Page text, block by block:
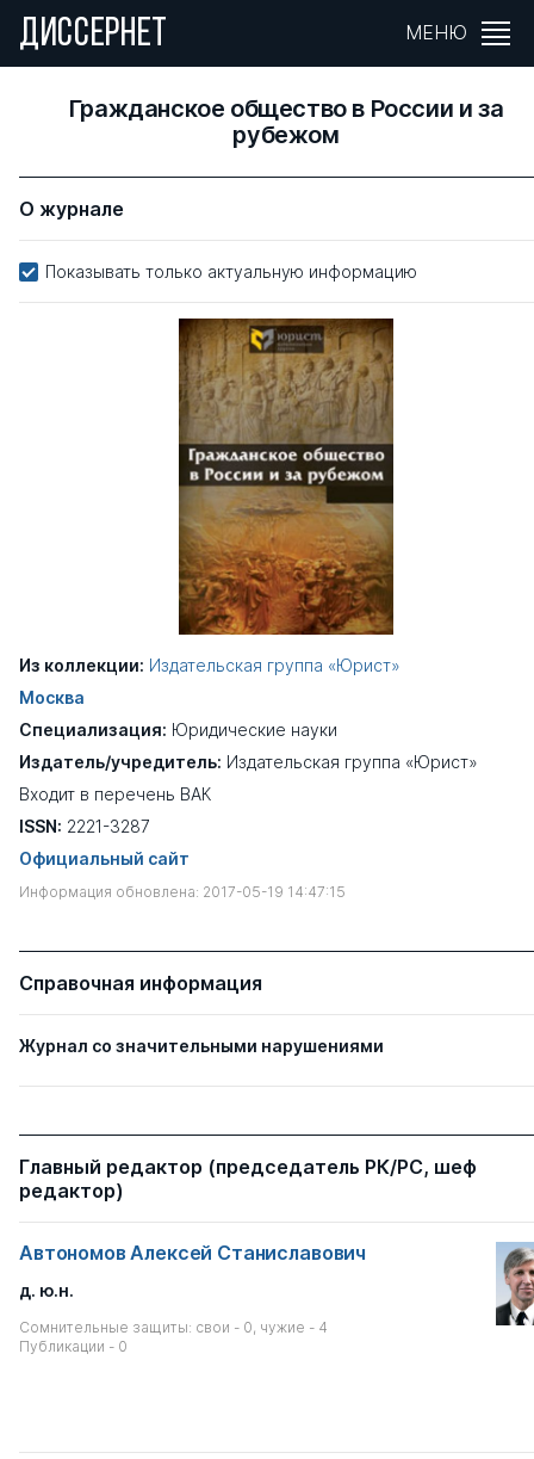
ДИССЕРНЕТ МЕНЮ
Гражданское общество в России и за
рубежом
О журнале
Показывать только актуальную информацию
Из коллекции: Издательская группа «Юрист»
Москва
Специализация: Юридические науки
Издатель/учредитель: Издательская группа «Юрист»
Входит в перечень ВАК
ISSN: 2221-3287
Официальный сайт
Информация обновлена: 2017-05-19 14:47:15
Справочная информация
Журнал со значительными нарушениями
Главный редактор (председатель РК/РС, шеф
редактор)
Автономов Алексей Станиславович
д. ю.н.
Сомнительные защиты: свои - 0, чужие - 4
Публикации - 0